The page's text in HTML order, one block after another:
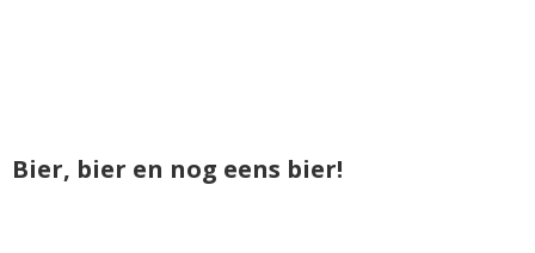
Bier, bier en nog eens bier!